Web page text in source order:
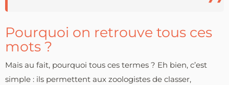
Pourquoi on retrouve tous ces
mots ?
Mais au fait, pourquoi tous ces termes ? Eh bien, c’est
simple : ils permettent aux zoologistes de classer,